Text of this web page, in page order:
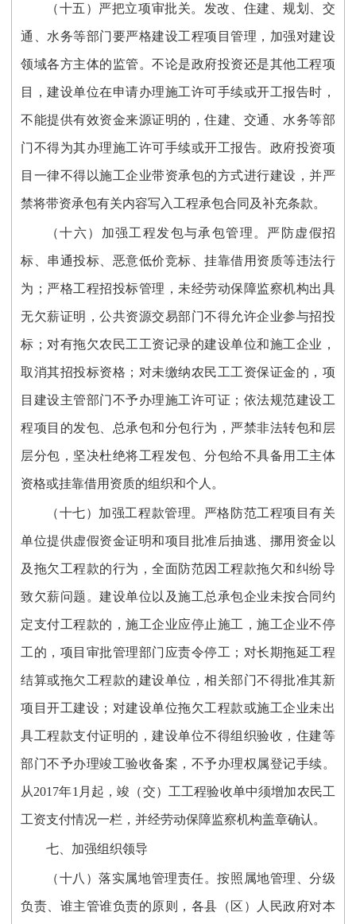
（十五）严把立项审批关。发改、住建、规划、交
通、水务等部门要严格建设工程项目管理，加强对建设
领域各方主体的监管。不论是政府投资还是其他工程项
目，建设单位在申请办理施工许可手续或开工报告时，
不能提供有效资金来源证明的，住建、交通、水务等部
门不得为其办理施工许可手续或开工报告。政府投资项
目一律不得以施工企业带资承包的方式进行建设，并严
禁将带资承包有关内容写入工程承包合同及补充条款。
（十六）加强工程发包与承包管理。严防虚假招
标、串通投标、恶意低价竞标、挂靠借用资质等违法行
为；严格工程招投标管理，未经劳动保障监察机构出具
无欠薪证明，公共资源交易部门不得允许企业参与招投
标；对有拖欠农民工工资记录的建设单位和施工企业，
取消其招投标资格；对未缴纳农民工工资保证金的，项
目建设主管部门不予办理施工许可证；依法规范建设工
程项目的发包、总承包和分包行为，严禁非法转包和层
层分包，坚决杜绝将工程发包、分包给不具备用工主体
资格或挂靠借用资质的组织和个人。
（十七）加强工程款管理。严格防范工程项目有关
单位提供虚假资金证明和项目批准后抽逃、挪用资金以
及拖欠工程款的行为，全面防范因工程款拖欠和纠纷导
致欠薪问题。建设单位以及施工总承包企业未按合同约
定支付工程款的，施工企业应停止施工，施工企业不停
工的，项目审批管理部门应责令停工；对长期拖延工程
结算或拖欠工程款的建设单位，相关部门不得批准其新
项目开工建设；对建设单位拖欠工程款或施工企业未出
具工程款支付证明的，建设单位不得组织验收，住建等
部门不予办理竣工验收备案，不予办理权属登记手续。
从2017年1月起，竣（交）工工程验收单中须增加农民工
工资支付情况一栏，并经劳动保障监察机构盖章确认。
七、加强组织领导
（十八）落实属地管理责任。按照属地管理、分级
负责、谁主管谁负责的原则，各县（区）人民政府对本